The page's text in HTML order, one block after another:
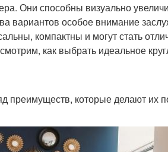
Они способны визуально
вариантов особое внимание
компактны и могут стать
как выбрать идеальное
преимуществ, которые делают их